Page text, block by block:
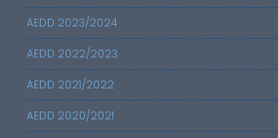
AEDD 2023/2024
AEDD 2022/2023
AEDD 2021/2022
AEDD 2020/2021